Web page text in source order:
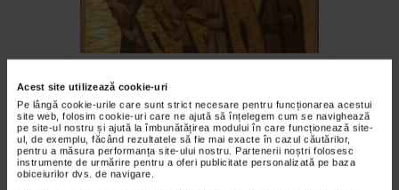
Acest site utilizează cookie-uri
Pe lângă cookie-urile care sunt strict necesare pentru funcționarea acestui
site web, folosim cookie-uri care ne ajută să înțelegem cum se navighează
pe site-ul nostru și ajută la îmbunătățirea modului în care funcționează site-
ul, de exemplu, făcând rezultatele să fie mai exacte în cazul căutărilor,
pentru a măsura performanța site-ului nostru. Partenerii noștri folosesc
instrumente de urmărire pentru a oferi publicitate personalizată pe baza
obiceiurilor dvs. de navigare.
viziunii